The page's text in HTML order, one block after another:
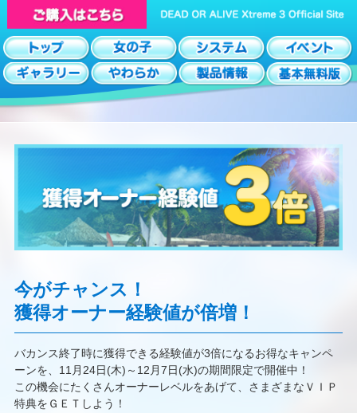
今がチャンス！
獲得オーナー経験値が倍増！
バカンス終了時に獲得できる経験値が3倍になるお得なキャンペ
ーンを、11月24日(木)～ 12月7日(水)の期間限定で開催中！
この機会にたくさんオーナーレベルをあげて、さまざまなＶＩＰ
特典をＧＥＴしよう！